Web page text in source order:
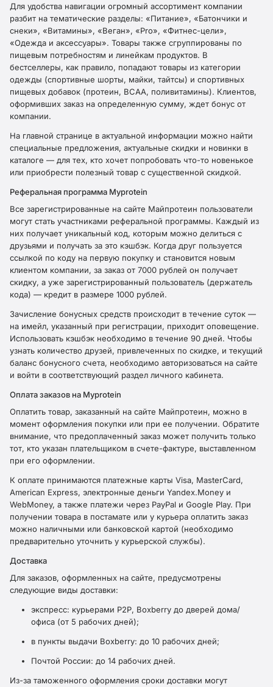
Для удобства навигации огромный ассортимент компании
разбит на тематические разделы: «Питание», «Батончики и
снеки», «Витамины», «Веган», «Pro», «Фитнес-цели»,
«Одежда и аксессуары». Товары также сгруппированы по
пищевым потребностям и линейкам продуктов. В
бестселлеры, как правило, попадают товары из категории
одежды (спортивные шорты, майки, тайтсы) и спортивных
пищевых добавок (протеин, ВСАА, поливитамины). Клиентов,
оформивших заказ на определенную сумму, ждет бонус от
компании.
На главной странице в актуальной информации можно найти
специальные предложения, актуальные скидки и новинки в
каталоге — для тех, кто хочет попробовать что-то новенькое
или приобрести полезный товар с существенной скидкой.
Реферальная программа Myprotein
Все зарегистрированные на сайте Майпротеин пользователи
могут стать участниками реферальной программы. Каждый из
них получает уникальный код, которым можно делиться с
друзьями и получать за это кэшбэк. Когда друг пользуется
ссылкой по коду на первую покупку и становится новым
клиентом компании, за заказ от 7000 рублей он получает
скидку, а уже зарегистрированный пользователь (держатель
кода) — кредит в размере 1000 рублей.
Зачисление бонусных средств происходит в течение суток —
на имейл, указанный при регистрации, приходит оповещение.
Использовать кэшбэк необходимо в течение 90 дней. Чтобы
узнать количество друзей, привлеченных по скидке, и текущий
баланс бонусного счета, необходимо авторизоваться на сайте
и войти в соответствующий раздел личного кабинета.
Оплата заказов на Myprotein
Оплатить товар, заказанный на сайте Майпротеин, можно в
момент оформления покупки или при ее получении. Обратите
внимание, что предоплаченный заказ может получить только
тот, кто указан плательщиком в счете-фактуре, выставленном
при его оформлении.
К оплате принимаются платежные карты Visa, MasterCard,
American Express, электронные деньги Yandex.Money и
WebMoney, а также платежи через PayPal и Google Play. При
получении товара в постамате или у курьера оплатить заказ
можно наличными или банковской картой (необходимо
предварительно уточнить у курьерской службы).
Доставка
Для заказов, оформленных на сайте, предусмотрены
следующие виды доставки:
экспресс: курьерами Р2Р, Boxberry до дверей дома/
офиса (от 5 рабочих дней);
в пункты выдачи Boxberry: до 10 рабочих дней;
Почтой России: до 14 рабочих дней.
Из-за таможенного оформления сроки доставки могут